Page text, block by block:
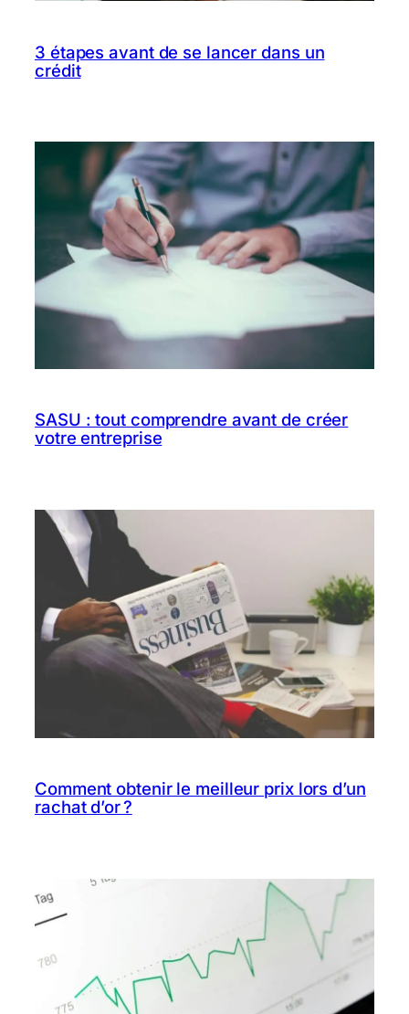
3 étapes avant de se lancer dans un
crédit
SASU : tout comprendre avant de créer
votre entreprise
Comment obtenir le meilleur prix lors d’un
rachat d’or ?